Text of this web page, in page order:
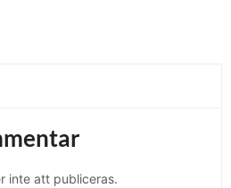
inte att publiceras.